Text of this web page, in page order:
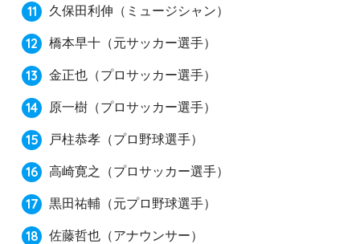
久保田利伸 （ミュージシャン）
橋本早十 （元サッカー選手）
金正也 （プロサッカー選手）
原一樹 （プロサッカー選手）
戸柱恭孝 （プロ野球選手）
高崎寛之 （プロサッカー選手）
黒田祐輔 （元プロ野球選手）
佐藤哲也 （アナウンサー）